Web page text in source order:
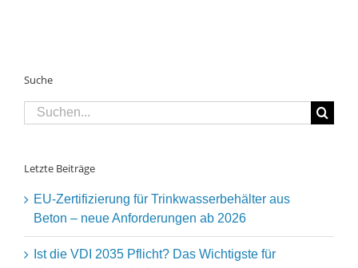
Suche
Suche
nach:
Letzte Beiträge
EU-Zertifizierung für Trinkwasserbehälter aus
Beton – neue Anforderungen ab 2026
Ist die VDI 2035 Pflicht? Das Wichtigste für